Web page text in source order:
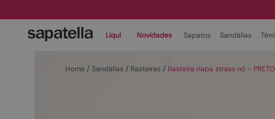
Liqui Novidades Sapatos Sandálias
Sandálias Rasteiras Rasteira napa strass nó -